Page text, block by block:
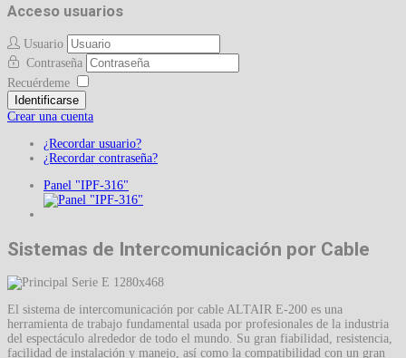
Acceso usuarios
Usuario
Contraseña
Recuérdeme
Identificarse
Crear una cuenta
¿Recordar usuario?
¿Recordar contraseña?
Panel "IPF-316"
Sistemas de Intercomunicación por Cable
El sistema de intercomunicación por cable ALTAIR E-200 es una
herramienta de trabajo fundamental usada por profesionales de la industria
del espectáculo alrededor de todo el mundo. Su gran fiabilidad, resistencia,
facilidad de instalación y manejo, así como la compatibilidad con un gran